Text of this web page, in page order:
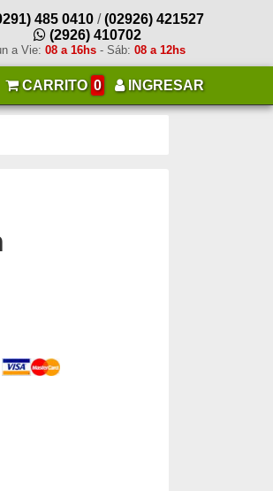
485 0410 /(02926) 421527
(2926) 410702
a Vie: 08 a 16hs- Sáb: 08 a 12hs
CARRITO 0 INGRESAR